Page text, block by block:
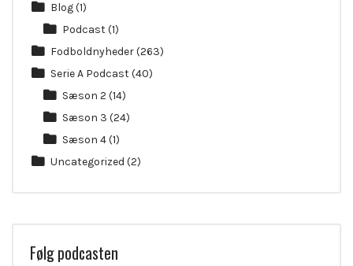
Blog(1)
Podcast(1)
Fodboldnyheder(263)
Serie A Podcast(40)
Sæson 2 (14)
Sæson 3 (24)
Sæson 4(1)
Uncategorized (2)
Følg podcasten